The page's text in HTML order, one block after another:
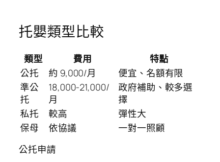
托嬰類型比較
類型 費用
特點
公托
約 9,000/月
便宜、名額有限
準公
托
18,000-21,000/
月
政府補助、較多選
擇
私托
較高
彈性大
保母
依協議
一對一照顧
公托申請